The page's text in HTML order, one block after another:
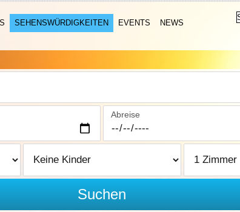
SEHENSWÜRDIGKEITEN EVENTS NEWS
Abreise
Suchen